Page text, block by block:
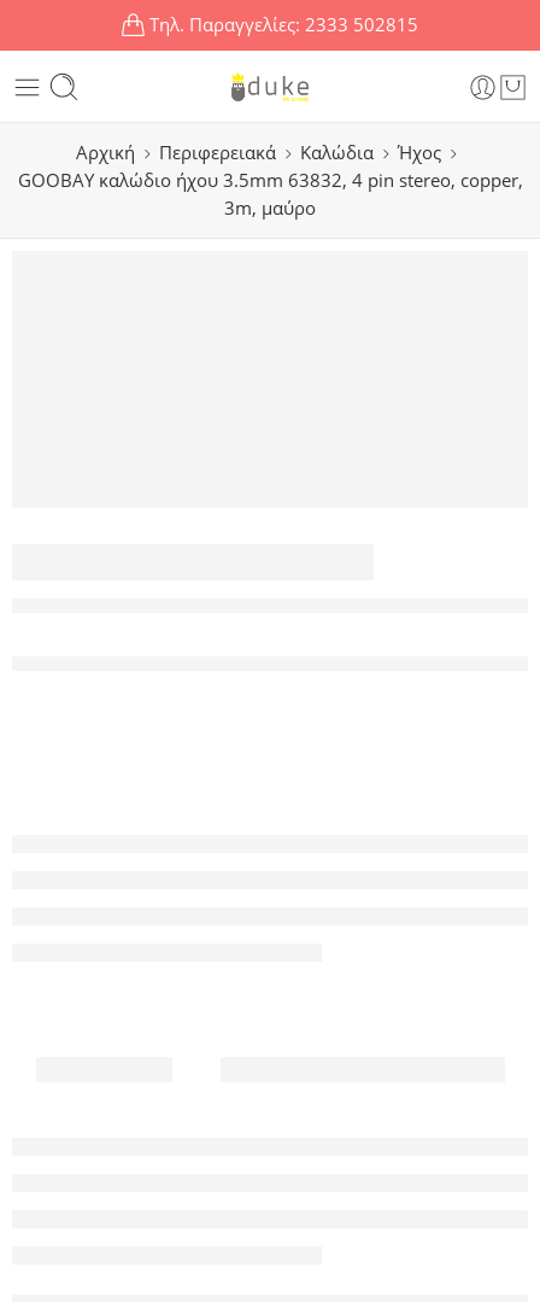
Τηλ. Παραγγελίες: 2333 502815
Αρχική Περιφερειακά Καλώδια
Ήχος
GOOBAY καλώδιο ήχου 3.5mm 63832, 4 pin stereo, copper,
3m, μαύρο